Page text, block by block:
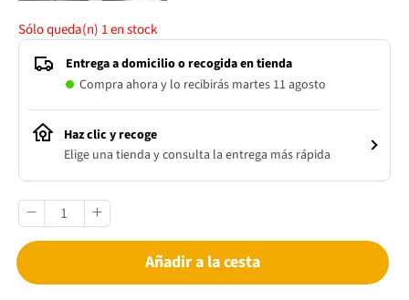
Sólo queda(n) 1en stock
Entrega a domicilio o recogida en tienda
Compra ahora y lo recibirás martes 11 agosto
Haz clic y recoge
Elige una tienda y consulta la entrega más rápida
Añadir a la cesta